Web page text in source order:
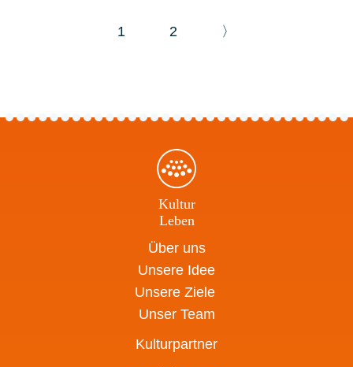
1 2 〉
Kultur
Leben
Über uns
Unsere Idee
Unsere Ziele
Unser Team
Kulturpartner